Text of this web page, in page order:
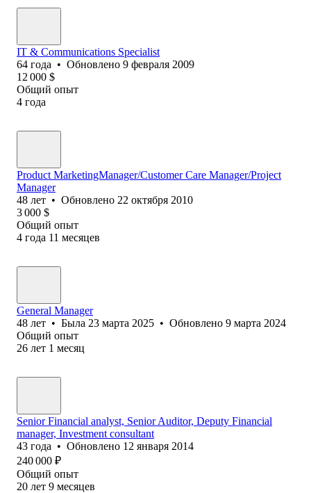
IT & Communications Specialist
64 года • Обновлено 9 февраля 2009
12 000 $
Общий опыт
4 года
Product MarketingManager/Customer Care Manager/Project
Manager
48 лет • Обновлено 22 октября 2010
3 000 $
Общий опыт
4 года 11 месяцев
General Manager
48 лет • Была 23 марта 2025 • Обновлено 9 марта 2024
Общий опыт
26 лет 1 месяц
Senior Financial analyst, Senior Auditor, Deputy Financial
manager, Investment consultant
43 года • Обновлено 12 января 2014
240 000 ₽
Общий опыт
20 лет 9 месяцев